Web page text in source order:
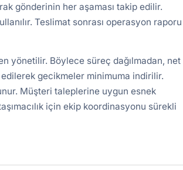
gönderinin her aşaması takip edilir.
Teslimat sonrası operasyon raporu
yönetilir. Böylece süreç dağılmadan, net
edilerek gecikmeler minimuma indirilir.
Müşteri taleplerine uygun esnek
için ekip koordinasyonu sürekli